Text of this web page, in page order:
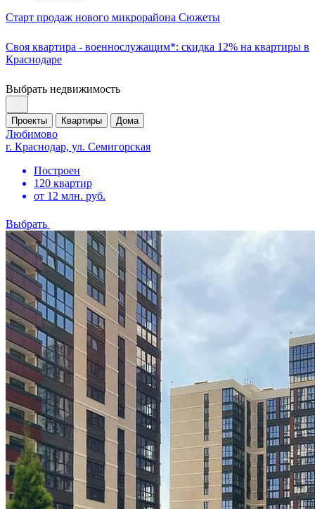
Старт продаж нового микрорайона Сюжеты
Своя квартира - военнослужащим*: скидка 12% на квартиры в
Краснодаре
Выбрать недвижимость
Проекты Квартиры Дома
Любимово
г. Краснодар, ул. Семигорская
Построен
120 квартир
от 12 млн. руб.
Выбрать